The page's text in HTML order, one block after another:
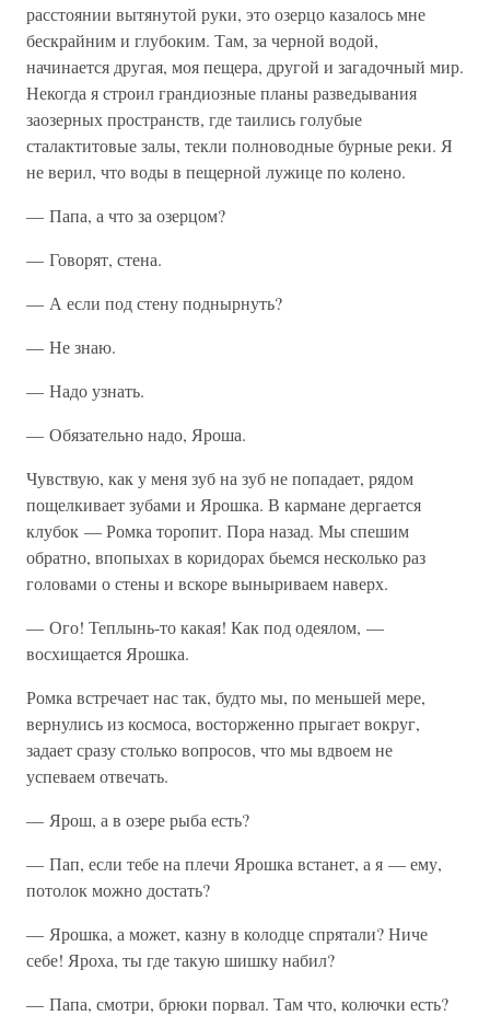
расстоянии вытянутой руки, это озерцо казалось мне
бескрайним и глубоким. Там, за черной водой,
начинается другая, моя пещера, другой и загадочный мир.
Некогда я строил грандиозные планы разведывания
заозерных пространств, где таились голубые
сталактитовые залы, текли полноводные бурные реки. Я
не верил, что воды в пещерной лужице по колено.
— Папа, а что за озерцом?
— Говорят, стена.
— А если под стену поднырнуть?
— Не знаю.
— Надо узнать.
— Обязательно надо, Яроша.
Чувствую, как у меня зуб на зуб не попадает, рядом
пощелкивает зубами и Ярошка. В кармане дергается
клубок — Ромка торопит. Пора назад. Мы спешим
обратно, впопыхах в коридорах бьемся несколько раз
головами о стены и вскоре выныриваем наверх.
— Ого! Теплынь-то какая! Как под одеялом, —
восхищается Ярошка.
Ромка встречает нас так, будто мы, по меньшей мере,
вернулись из космоса, восторженно прыгает вокруг,
задает сразу столько вопросов, что мы вдвоем не
успеваем отвечать.
— Ярош, а в озере рыба есть?
— Пап, если тебе на плечи Ярошка встанет, а я — ему,
потолок можно достать?
— Ярошка, а может, казну в колодце спрятали? Ниче
себе! Яроха, ты где такую шишку набил?
— Папа, смотри, брюки порвал. Там что, колючки есть?